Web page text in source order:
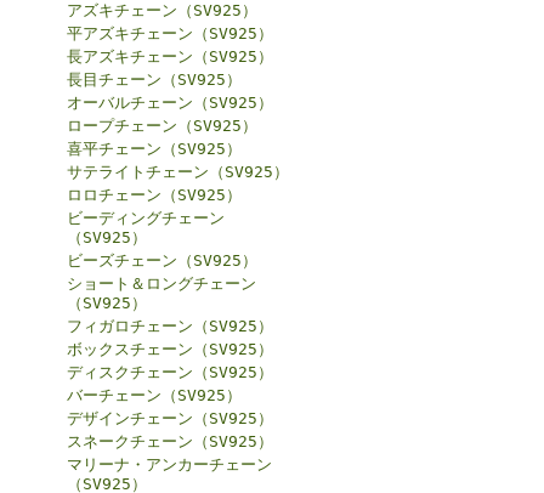
アズキチェーン（SV925）
平アズキチェーン（SV925）
長アズキチェーン（SV925）
長目チェーン（SV925）
オーバルチェーン（SV925）
ロープチェーン（SV925）
喜平チェーン（SV925）
サテライトチェーン（SV925）
ロロチェーン（SV925）
ビーディングチェーン
（SV925）
ビーズチェーン（SV925）
ショート＆ロングチェーン
（SV925）
フィガロチェーン（SV925）
ボックスチェーン（SV925）
ディスクチェーン（SV925）
バーチェーン（SV925）
デザインチェーン（SV925）
スネークチェーン（SV925）
マリーナ・アンカーチェーン
（SV925）